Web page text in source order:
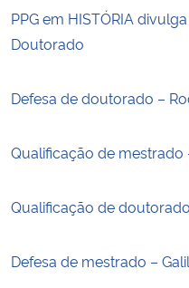
PPG em HISTÓRIA
Doutorado
Defesa de doutorado –
Qualificação de mestrado
Qualificação de
Defesa de mestrado –